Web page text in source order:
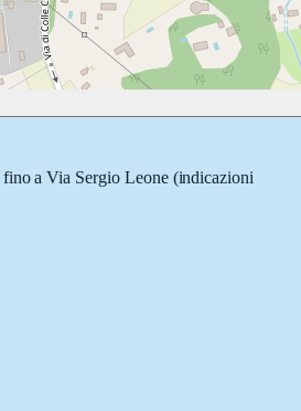
fino aVia Sergio Leone(indicazioni